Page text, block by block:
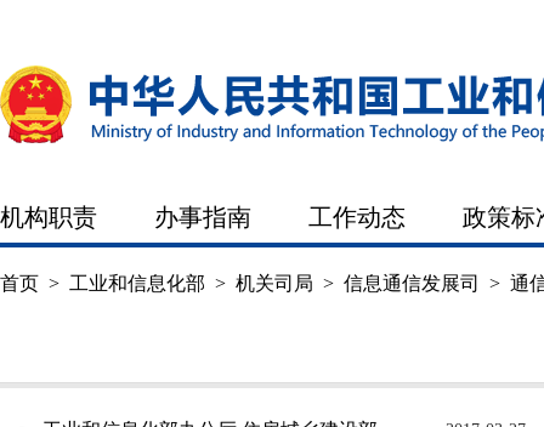
机构职责 办事指南 工作动态 政策标
首页 > 工业和信息化部 > 机关司局 > 信息通信发展司 > 通
机构职责 办事指南 工作动态